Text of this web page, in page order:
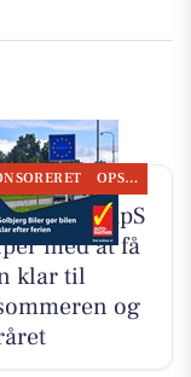
OPSLAGSTAVLEN
Biler ApS
med at få
klar til
og